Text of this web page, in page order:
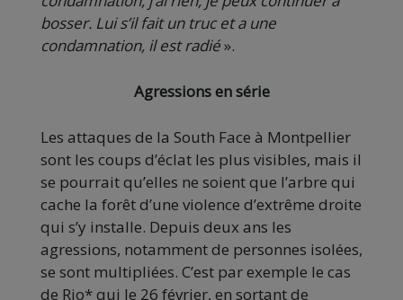
bosser. Lui s’il fait un truc et a une
condamnation, il est radié».
Agressions en série
Les attaques de la South Face à Montpellier
sont les coups d’éclat les plus visibles, mais il
se pourrait qu’elles ne soient que l’arbre qui
cache la forêt d’une violence d’extrême droite
qui s’y installe. Depuis deux ans les
agressions, notamment de personnes isolées,
se sont multipliées. C’est par exemple le cas
de Rio* qui le 26 février, en sortant de